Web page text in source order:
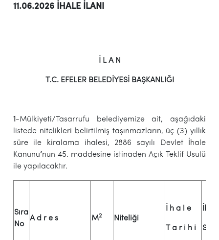
11.06.2026 İHALE İLANI
İ L A N
T.C. EFELER BELEDİYESİ BAŞKANLIĞI
1-Mülkiyeti/Tasarrufu belediyemize ait, aşağıdaki
listede nitelikleri belirtilmiş taşınmazların, üç (3) yıllık
süre ile kiralama ihalesi, 2886 sayılı Devlet İhale
Kanunu’nun 45. maddesine istinaden Açık Teklif Usulü
ile yapılacaktır.
Sıra
No
A d r e s M2 Niteliği
İ h a l e
T a r i h i